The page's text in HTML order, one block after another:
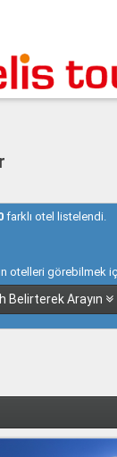
farklı otel listelendi.
otelleri görebilmek
Belirterek Arayın